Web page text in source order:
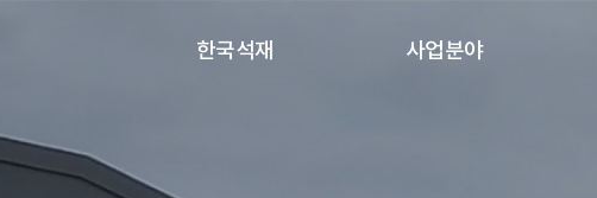
한국석재 사업분야